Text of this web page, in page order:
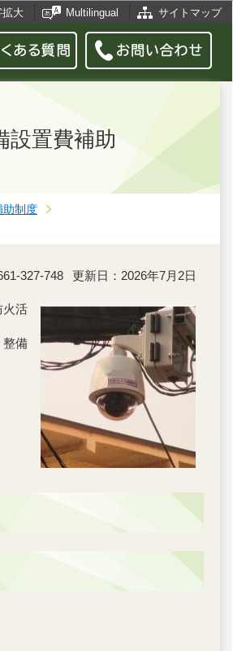
拡大 Multilingual サイトマップ
設置費補助
助制度
327-748 更新日：2026年7月2日
火活
整備